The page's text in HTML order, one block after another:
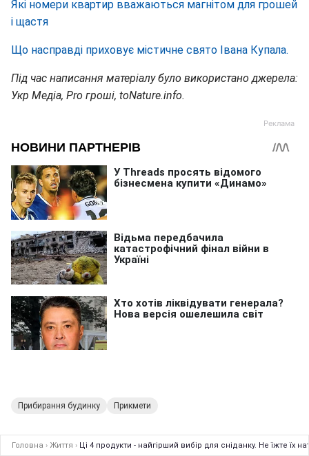
Які номери квартир вважаються магнітом для грошей
і щастя
Що насправді приховує містичне свято Івана Купала.
Під час написання матеріалу було використано джерела:
Укр Медіа, Pro гроші, toNature.info.
Прибирання будинку Прикмети
Головна › Життя › Ці 4 продукти - найгірший вибір для сніданку. Не їжте їх